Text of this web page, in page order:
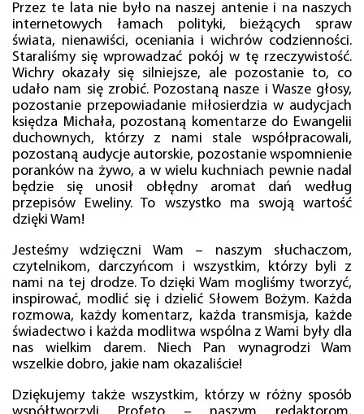
Przez te lata nie było na naszej antenie i na naszych
internetowych łamach polityki, bieżących spraw
świata, nienawiści, oceniania i wichrów codzienności.
Staraliśmy się wprowadzać pokój w tę rzeczywistość.
Wichry okazały się silniejsze, ale pozostanie to, co
udało nam się zrobić. Pozostaną nasze i Wasze głosy,
pozostanie przepowiadanie miłosierdzia w audycjach
księdza Michała, pozostaną komentarze do Ewangelii
duchownych, którzy z nami stale współpracowali,
pozostaną audycje autorskie, pozostanie wspomnienie
poranków na żywo, a w wielu kuchniach pewnie nadal
będzie się unosił obłędny aromat dań według
przepisów Eweliny. To wszystko ma swoją wartość
dzięki Wam!
Jesteśmy wdzięczni Wam – naszym słuchaczom,
czytelnikom, darczyńcom i wszystkim, którzy byli z
nami na tej drodze. To dzięki Wam mogliśmy tworzyć,
inspirować, modlić się i dzielić Słowem Bożym. Każda
rozmowa, każdy komentarz, każda transmisja, każde
świadectwo i każda modlitwa wspólna z Wami były dla
nas wielkim darem. Niech Pan wynagrodzi Wam
wszelkie dobro, jakie nam okazaliście!
Dziękujemy także wszystkim, którzy w różny sposób